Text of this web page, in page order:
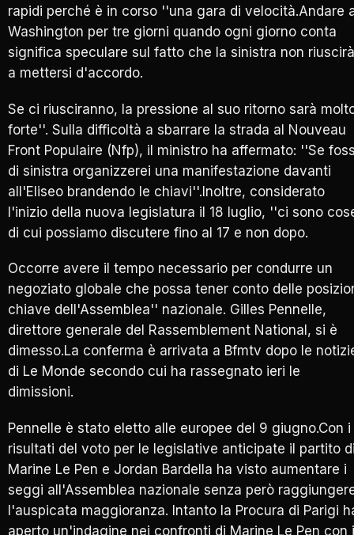
rapidi perché è in corso ''una gara di velocità.Andare
Washington per tre giorni quando ogni giorno conta
significa speculare sul fatto che la sinistra non riuscirà
a mettersi d'accordo.
Se ci riusciranno, la pressione al suo ritorno sarà
forte''. Sulla difficoltà a sbarrare la strada al Nouveau
Front Populaire (Nfp), il ministro ha affermato: ''Se
di sinistra organizzerei una manifestazione davanti
all'Eliseo brandendo le chiavi''.Inoltre, considerato
l'inizio della nuova legislatura il 18 luglio, ''ci sono
di cui possiamo discutere fino al 17 e non dopo.
Occorre avere il tempo necessario per condurre un
negoziato globale che possa tener conto delle
chiave dell'Assemblea'' nazionale. Gilles Pennelle,
direttore generale del Rassemblement National, si è
dimesso.La conferma è arrivata a Bfmtv dopo le
di Le Monde secondo cui ha rassegnato ieri le
dimissioni.
Pennelle è stato eletto alle europee del 9 giugno.Con i
risultati del voto per le legislative anticipate il partito
Marine Le Pen e Jordan Bardella ha visto aumentare i
seggi all'Assemblea nazionale senza però
l'auspicata maggioranza. Intanto la Procura di Parigi
aperto un'indagine nei confronti di Marine Le Pen con